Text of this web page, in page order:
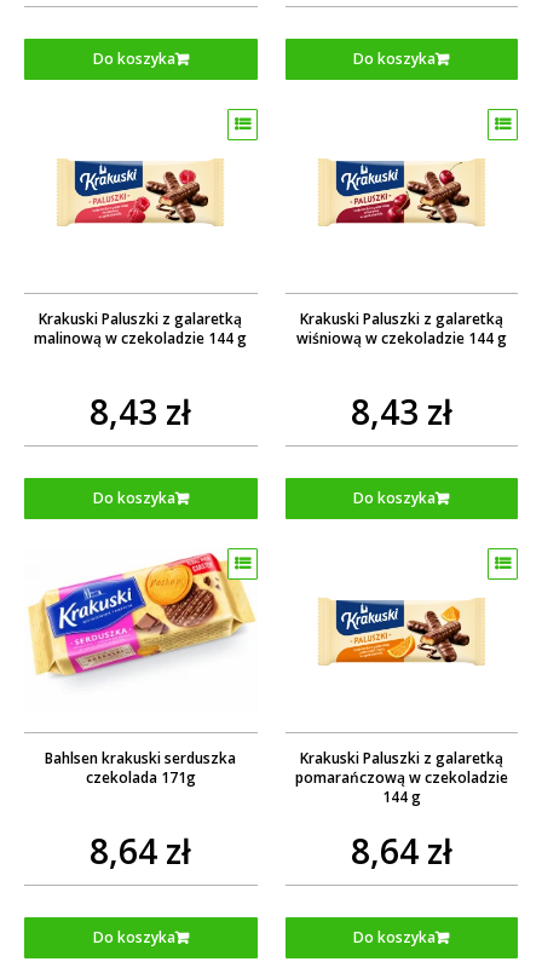
Do koszyka Do koszyka
Krakuski Paluszki z galaretką
malinową w czekoladzie 144 g
8,43 zł
Do koszyka
Krakuski Paluszki z galaretką
wiśniową w czekoladzie 144 g
8,43 zł
Do koszyka
Bahlsen krakuski serduszka
czekolada 171g
8,64 zł
Do koszyka
Krakuski Paluszki z galaretką
pomarańczową w czekoladzie
144 g
8,64 zł
Do koszyka